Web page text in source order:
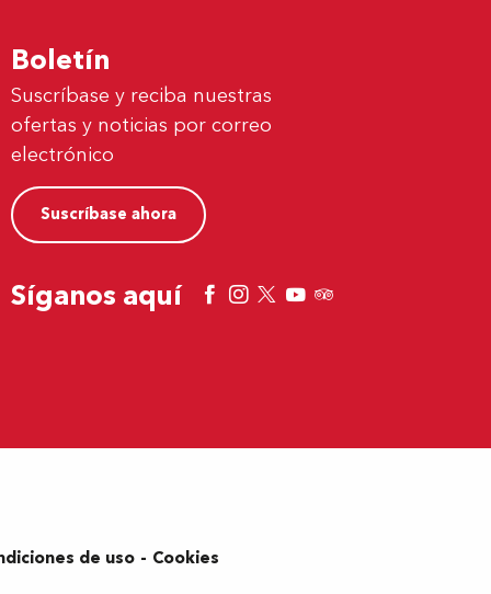
Boletín
Suscríbase y reciba nuestras
ofertas y noticias por correo
electrónico
Suscríbase ahora
Síganos aquí
de uso Cookies